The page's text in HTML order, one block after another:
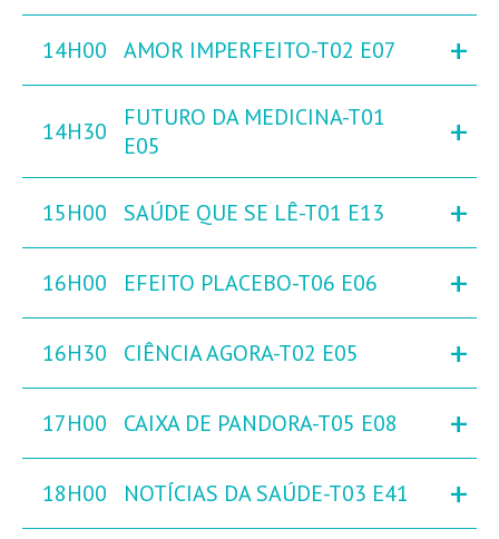
14H00 AMOR IMPERFEITO-T02 E07 +
14H30
FUTURO DA MEDICINA-T01
E05
+
15H00 SAÚDE QUE SE LÊ-T01 E13 +
16H00 EFEITO PLACEBO-T06 E06 +
16H30 CIÊNCIA AGORA-T02 E05 +
17H00 CAIXA DE PANDORA-T05 E08 +
18H00 NOTÍCIAS DA SAÚDE-T03 E41 +